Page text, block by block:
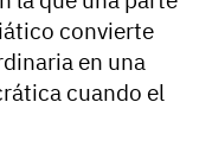
convierte
en una
cuando el